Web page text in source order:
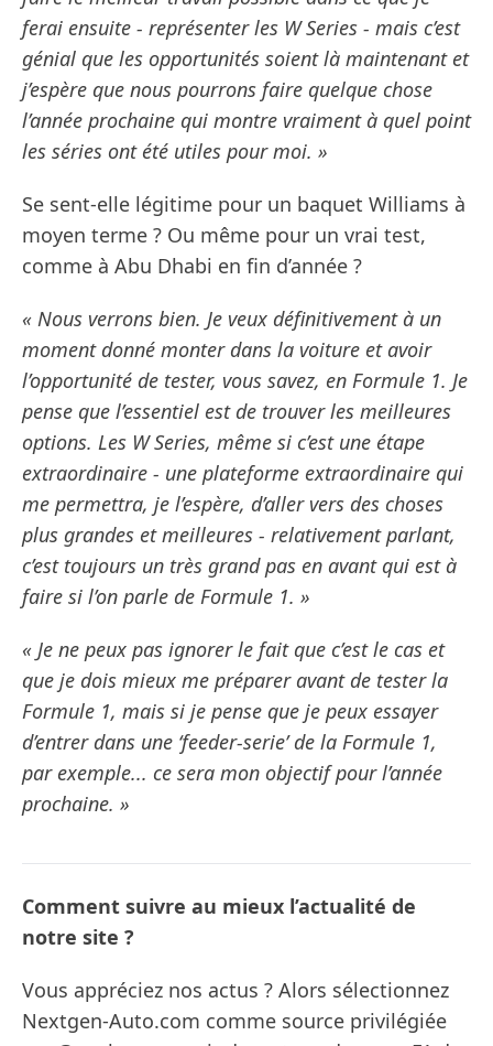
ferai ensuite - représenter les W Series - mais c’est
génial que les opportunités soient là maintenant et
j’espère que nous pourrons faire quelque chose
l’année prochaine qui montre vraiment à quel point
les séries ont été utiles pour moi. »
Se sent-elle légitime pour un baquet Williams à
moyen terme ? Ou même pour un vrai test,
comme à Abu Dhabi en fin d’année ?
« Nous verrons bien. Je veux définitivement à un
moment donné monter dans la voiture et avoir
l’opportunité de tester, vous savez, en Formule 1. Je
pense que l’essentiel est de trouver les meilleures
options. Les W Series, même si c’est une étape
extraordinaire - une plateforme extraordinaire qui
me permettra, je l’espère, d’aller vers des choses
plus grandes et meilleures - relativement parlant,
c’est toujours un très grand pas en avant qui est à
faire si l’on parle de Formule 1. »
« Je ne peux pas ignorer le fait que c’est le cas et
que je dois mieux me préparer avant de tester la
Formule 1, mais si je pense que je peux essayer
d’entrer dans une ‘feeder-serie’ de la Formule 1,
par exemple... ce sera mon objectif pour l’année
prochaine. »
Comment suivre au mieux l’actualité de
notre site ?
Vous appréciez nos actus ? Alors sélectionnez
Nextgen-Auto.com comme source privilégiée